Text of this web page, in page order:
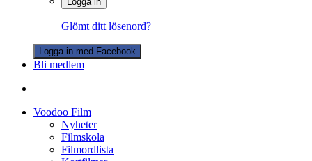
Glömt ditt lösenord?
Logga in med Facebook
Bli medlem
Voodoo Film
Nyheter
Filmskola
Filmordlista